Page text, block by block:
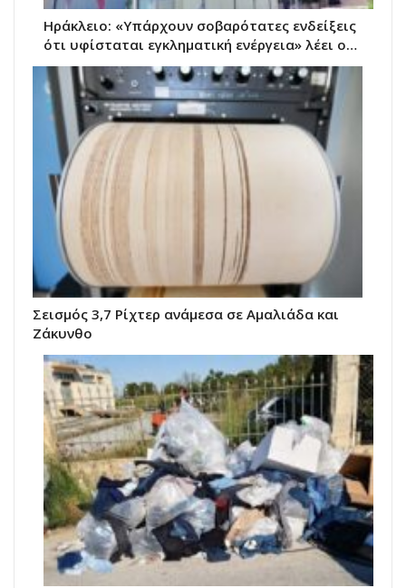
Ηράκλειο: «Υπάρχουν σοβαρότατες ενδείξεις
ότι υφίσταται εγκληματική ενέργεια» λέει ο…
Σεισμός 3,7 Ρίχτερ ανάμεσα σε Αμαλιάδα και
Ζάκυνθο